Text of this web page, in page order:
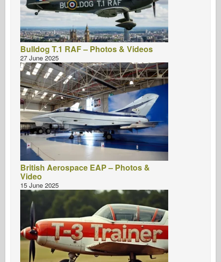
Bulldog T.1 RAF – Photos & Videos
27 June 2025
British Aerospace EAP – Photos &
Video
15 June 2025